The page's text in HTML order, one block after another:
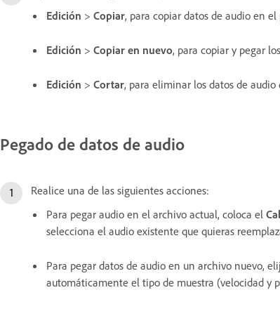
Edición > Copiar, para copiar datos de audio en el
Edición > Copiar en nuevo, para copiar y pegar
Edición > Cortar, para eliminar los datos de
Pegado de datos de audio
Realice una de las siguientes acciones:
Para pegar audio en el archivo actual, coloca el
selecciona el audio existente que quieras
Para pegar datos de audio en un archivo nuevo,
automáticamente el tipo de muestra (velocidad y